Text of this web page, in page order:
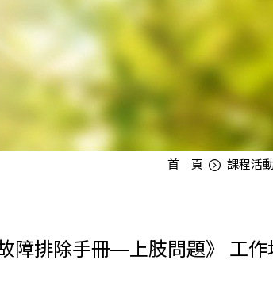
首 頁 課程活
障排除手冊—上肢問題》 工作